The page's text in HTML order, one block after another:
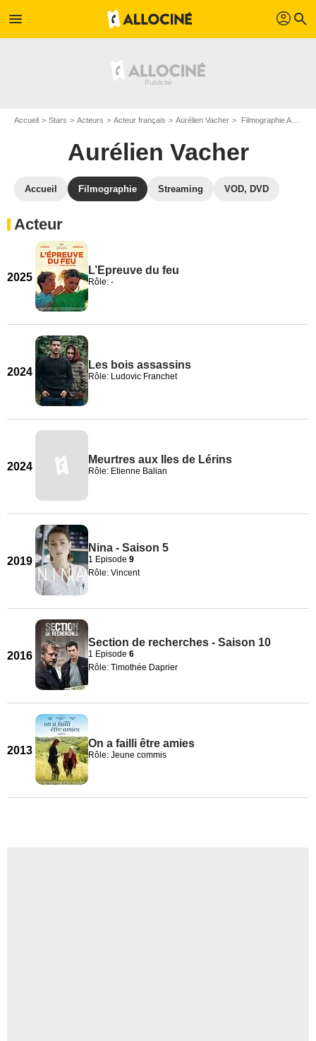
menu profil search
Accueil Stars Acteurs Acteur français Aurélien Vacher Filmographie Aurélien Vacher
Aurélien Vacher
Accueil Filmographie Streaming VOD, DVD
Acteur
2025
L’Epreuve du feu
Rôle: -
2024
Les bois assassins
Rôle: Ludovic Franchet
2024
Meurtres aux Iles de Lérins
Rôle: Etienne Balian
2019
Nina - Saison 5
1 Episode 9
Rôle: Vincent
2016
Section de recherches - Saison 10
1 Episode 6
Rôle: Timothée Daprier
2013
On a failli être amies
Rôle: Jeune commis